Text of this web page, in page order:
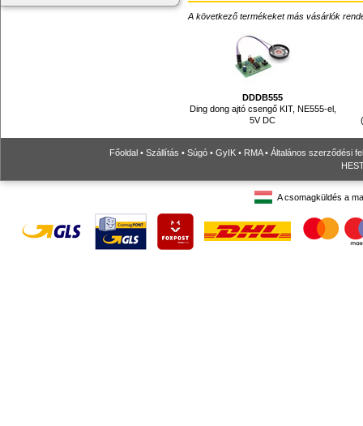
A következő termékeket más vásárlók
DDDB555
Ding dong ajtó csengő KIT, NE555-el,
5V DC
Főoldal • Szállítás • Súgó • GyIK • RMA• Általános szerződési
A csomagküldés a